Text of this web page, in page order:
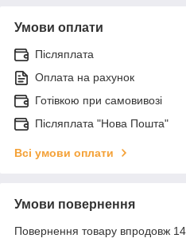
Умови оплати
Післяплата
Оплата на рахунок
Готівкою при самовивозі
Післяплата "Нова Пошта"
Всі умови оплати
Умови повернення
Повернення товару впродовж